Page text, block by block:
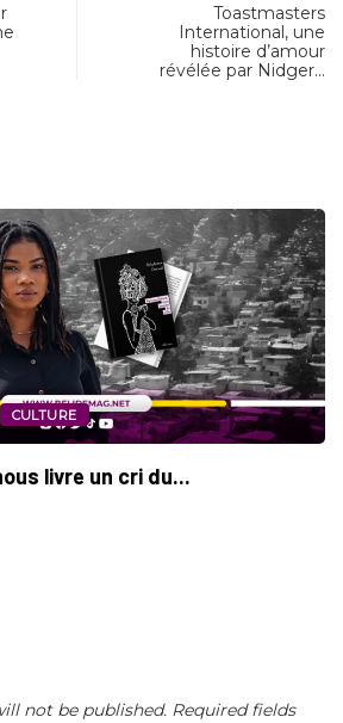
Toastmasters
International, une
histoire d’amour
révélée par Nidger…
CULTURE
livre un cri du...
not be published. Required fields